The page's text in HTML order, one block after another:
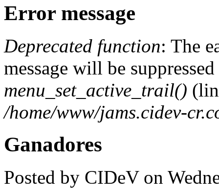
Error message
Deprecated function: The
message will be
menu_set_active_trail()
/home/www/jams.cidev-
Ganadores
Posted by CIDeVon